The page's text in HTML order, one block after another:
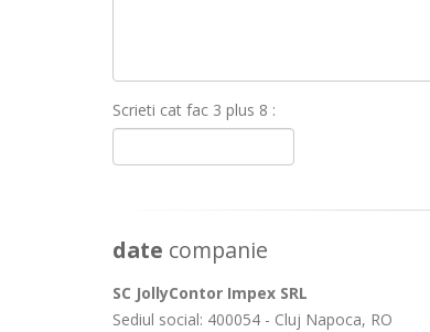
Scrieti cat fac 3 plus 8 :
date companie
SC JollyContor Impex SRL
Sediul social: 400054 - Cluj Napoca, RO